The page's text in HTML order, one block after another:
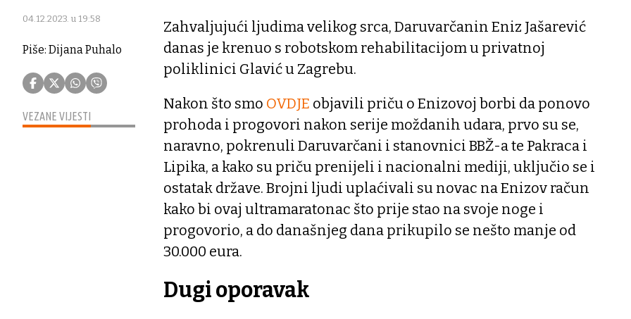
04.12.2023. u 19:58
Piše: Dijana Puhalo
VEZANE VIJESTI
Zahvaljujući ljudima velikog srca, Daruvarčanin Eniz Jašarević
danas je krenuo s robotskom rehabilitacijom u privatnoj
poliklinici Glavić u Zagrebu.
Nakon što smo OVDJE objavili priču o Enizovoj borbi da ponovo
prohoda i progovori nakon serije moždanih udara, prvo su se,
naravno, pokrenuli Daruvarčani i stanovnici BBŽ-a te Pakraca i
Lipika, a kako su priču prenijeli i nacionalni mediji, uključio se i
ostatak države. Brojni ljudi uplaćivali su novac na Enizov račun
kako bi ovaj ultramaratonac što prije stao na svoje noge i
progovorio, a do današnjeg dana prikupilo se nešto manje od
30.000 eura.
Dugi oporavak